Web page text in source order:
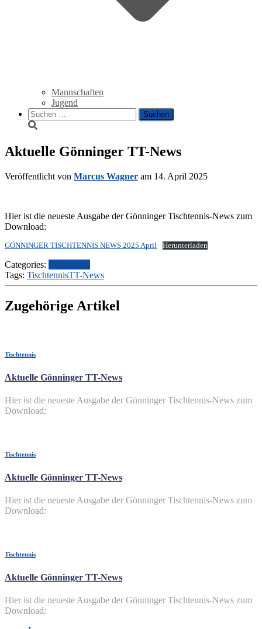
Mannschaften
Jugend
Suche
nach:
Aktuelle Gönninger TT-News
Veröffentlicht von Marcus Wagner am 14. April 2025
Hier ist die neueste Ausgabe der Gönninger Tischtennis-News zum
Download:
GÖNNINGER TISCHTENNIS NEWS 2025 April Herunterladen
Categories:
Tags: TischtennisTT-News
Zugehörige Artikel
Tischtennis
Aktuelle Gönninger TT-News
Hier ist die neueste Ausgabe der Gönninger Tischtennis-News zum
Download:
Tischtennis
Aktuelle Gönninger TT-News
Hier ist die neueste Ausgabe der Gönninger Tischtennis-News zum
Download:
Tischtennis
Aktuelle Gönninger TT-News
Hier ist die neueste Ausgabe der Gönninger Tischtennis-News zum
Download: